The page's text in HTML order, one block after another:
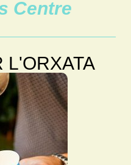
Centre
L'ORXATA